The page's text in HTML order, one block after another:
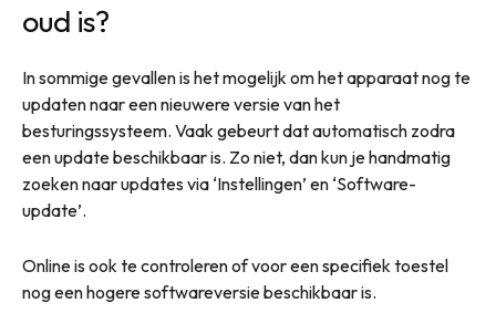
oud is?
In sommige gevallen is het mogelijk om het apparaat nog te
updaten naar een nieuwere versie van het
besturingssysteem. Vaak gebeurt dat automatisch zodra
een update beschikbaar is. Zo niet, dan kun je handmatig
zoeken naar updates via ‘Instellingen’ en ‘Software-
update’.
Online is ook te controleren of voor een specifiek toestel
nog een hogere softwareversie beschikbaar is.